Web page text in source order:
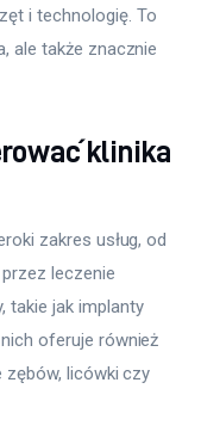
i technologię. To
ale także znacznie
klinika
zakres usług, od
leczenie
takie jak implanty
oferuje również
zębów, licówki czy